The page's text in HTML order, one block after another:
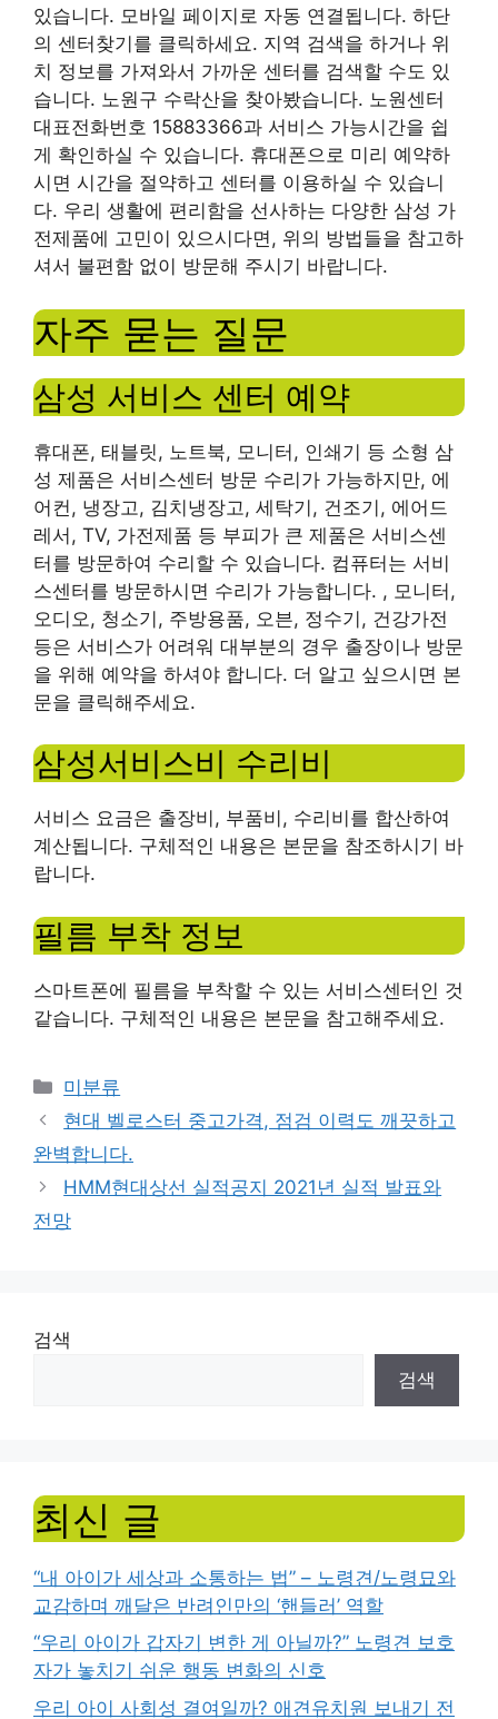
있습니다. 모바일 페이지로 자동 연결됩니다. 하단
의 센터찾기를 클릭하세요. 지역 검색을 하거나 위
치 정보를 가져와서 가까운 센터를 검색할 수도 있
습니다. 노원구 수락산을 찾아봤습니다. 노원센터
대표전화번호 15883366과 서비스 가능시간을 쉽
게 확인하실 수 있습니다. 휴대폰으로 미리 예약하
시면 시간을 절약하고 센터를 이용하실 수 있습니
다. 우리 생활에 편리함을 선사하는 다양한 삼성 가
전제품에 고민이 있으시다면, 위의 방법들을 참고하
셔서 불편함 없이 방문해 주시기 바랍니다.
자주 묻는 질문
삼성 서비스 센터 예약
휴대폰, 태블릿, 노트북, 모니터, 인쇄기 등 소형 삼
성 제품은 서비스센터 방문 수리가 가능하지만, 에
어컨, 냉장고, 김치냉장고, 세탁기, 건조기, 에어드
레서, TV, 가전제품 등 부피가 큰 제품은 서비스센
터를 방문하여 수리할 수 있습니다. 컴퓨터는 서비
스센터를 방문하시면 수리가 가능합니다. , 모니터,
오디오, 청소기, 주방용품, 오븐, 정수기, 건강가전
등은 서비스가 어려워 대부분의 경우 출장이나 방문
을 위해 예약을 하셔야 합니다. 더 알고 싶으시면 본
문을 클릭해주세요.
삼성서비스비 수리비
서비스 요금은 출장비, 부품비, 수리비를 합산하여
계산됩니다. 구체적인 내용은 본문을 참조하시기 바
랍니다.
필름 부착 정보
스마트폰에 필름을 부착할 수 있는 서비스센터인 것
같습니다. 구체적인 내용은 본문을 참고해주세요.
Categories
미분류
현대 벨로스터 중고가격, 점검 이력도 깨끗하고
완벽합니다.
HMM현대상선 실적공지 2021년 실적 발표와
전망
검색
검색
최신 글
“내 아이가 세상과 소통하는 법” – 노령견/노령묘와
교감하며 깨달은 반려인만의 ‘핸들러’ 역할
“우리 아이가 갑자기 변한 게 아닐까?” 노령견 보호
자가 놓치기 쉬운 행동 변화의 신호
우리 아이 사회성 결여일까? 애견유치원 보내기 전